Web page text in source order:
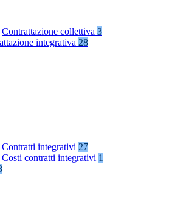
Contrattazione collettiva 3
integrativa 28
Contratti integrativi 27
Costi contratti integrativi 1